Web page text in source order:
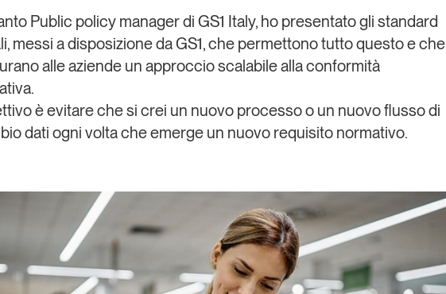
Public policy manager di GS1 Italy, ho presentato gli standard
messi a disposizione da GS1, che permettono tutto questo e che
alle aziende un approccio scalabilealla conformità
.
è evitare che si crei un nuovo processo o un nuovo flusso di
dati ogni volta che emerge un nuovo requisito normativo.